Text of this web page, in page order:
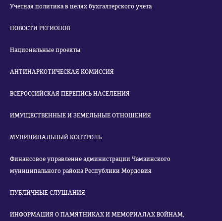
Учетная политика в целях бухгалтерского учета
НОВОСТИ РЕГИОНОВ
Национальные проекты
АНТИНАРКОТИЧЕСКАЯ КОМИССИЯ
ВСЕРОССИЙСКАЯ ПЕРЕПИСЬ НАСЕЛЕНИЯ
ИМУЩЕСТВЕННЫЕ И ЗЕМЕЛЬНЫЕ ОТНОШЕНИЯ
МУНИЦИПАЛЬНЫЙ КОНТРОЛЬ
Финансовое управление администрации Чамзинского
муниципального района Республики Мордовия
ПУБЛИЧНЫЕ СЛУШАНИЯ
ИНФОРМАЦИЯ О ПАМЯТНИКАХ И МЕМОРИАЛАХ ВОЙНАМ,